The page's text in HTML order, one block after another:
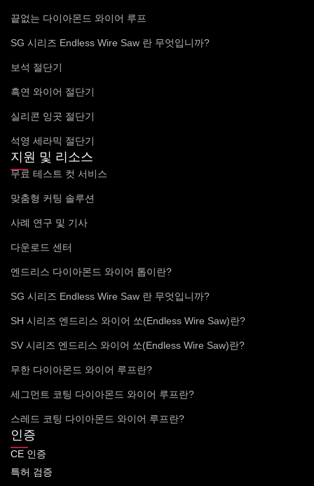
끝없는 다이아몬드 와이어 루프
SG 시리즈 Endless Wire Saw 란 무엇입니까?
보석 절단기
흑연 와이어 절단기
실리콘 잉곳 절단기
석영 세라믹 절단기
지원 및 리소스
무료 테스트 컷 서비스
맞춤형 커팅 솔루션
사례 연구 및 기사
다운로드 센터
엔드리스 다이아몬드 와이어 톱이란?
SG 시리즈 Endless Wire Saw 란 무엇입니까?
SH 시리즈 엔드리스 와이어 쏘(Endless Wire Saw)란?
SV 시리즈 엔드리스 와이어 쏘(Endless Wire Saw)란?
무한 다이아몬드 와이어 루프란?
세그먼트 코팅 다이아몬드 와이어 루프란?
스레드 코팅 다이아몬드 와이어 루프란?
인증
CE 인증
특허 검증